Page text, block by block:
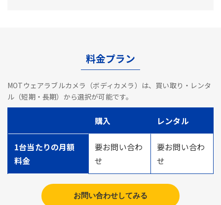
料金プラン
MOTウェアラブルカメラ（ボディカメラ）は、買い取り・レンタ
ル（短期・長期）から選択が可能です。
購入 レンタル
1台当たりの月額
料金
要お問い合わ
せ
要お問い合わ
せ
お問い合わせしてみる